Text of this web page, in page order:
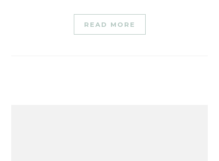
READ MORE